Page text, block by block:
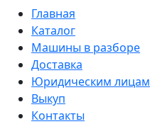
Главная
Каталог
Машины в разборе
Доставка
Юридическим лицам
Выкуп
Контакты